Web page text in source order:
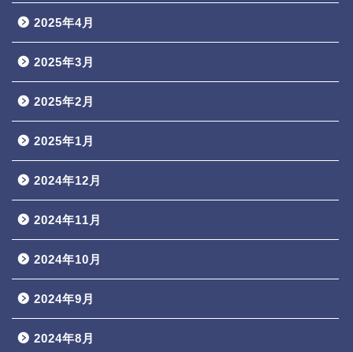
2025年4月
2025年3月
2025年2月
2025年1月
2024年12月
2024年11月
2024年10月
2024年9月
2024年8月